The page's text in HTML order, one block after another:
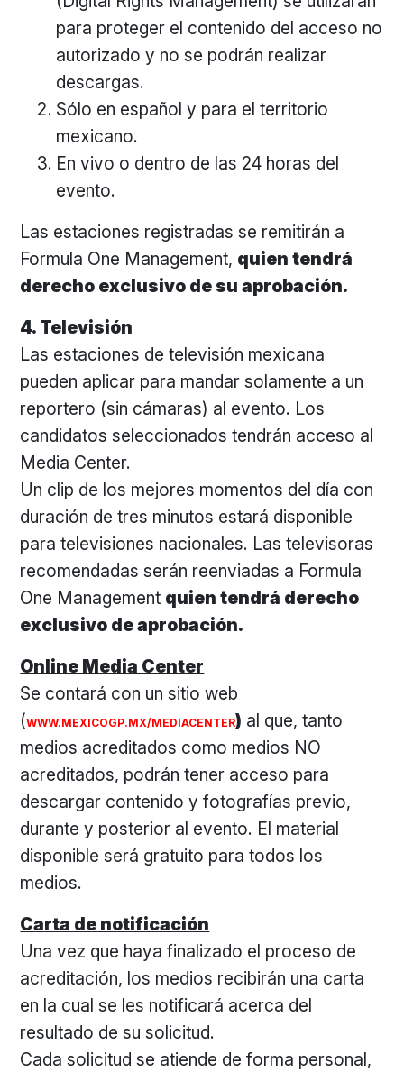
para proteger el contenido del acceso no
autorizado y no se podrán realizar
descargas.
Sólo en español y para el territorio
mexicano.
En vivo o dentro de las 24 horas del
evento.
Las estaciones registradas se remitirán a
Formula One Management, quien tendrá
derecho exclusivo de su aprobación.
4. Televisión
Las estaciones de televisión mexicana
pueden aplicar para mandar solamente a un
reportero (sin cámaras) al evento. Los
candidatos seleccionados tendrán acceso al
Media Center.
Un clip de los mejores momentos del día con
duración de tres minutos estará disponible
para televisiones nacionales. Las televisoras
recomendadas serán reenviadas a Formula
One Management quien tendrá derecho
exclusivo de aprobación.
Online Media Center
Se contará con un sitio web
(WWW.MEXICOGP.MX/MEDIACENTER) al que, tanto
medios acreditados como medios NO
acreditados, podrán tener acceso para
descargar contenido y fotografías previo,
durante y posterior al evento. El material
disponible será gratuito para todos los
medios.
Carta de notificación
Una vez que haya finalizado el proceso de
acreditación, los medios recibirán una carta
en la cual se les notificará acerca del
resultado de su solicitud.
Cada solicitud se atiende de forma personal,